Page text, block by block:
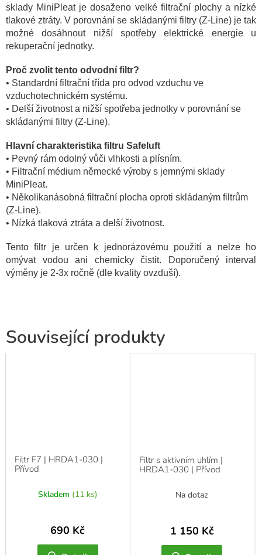
Související produkty
Filtr F7 | HRDA1-030 |
Přívod
Skladem (11 ks)
690 Kč
Filtr s aktivním uhlím |
HRDA1-030 | Přívod
Na dotaz
1 150 Kč
sklady MiniPleat je dosaženo velké filtrační plochy a nízké
tlakové ztráty. V porovnání se skládanými filtry (Z-Line) je tak
možné dosáhnout nižší spotřeby elektrické energie u
rekuperační jednotky.
Proč zvolit tento odvodní filtr?
• Standardní filtrační třída pro odvod vzduchu ve
vzduchotechnickém systému.
• Delší životnost a nižší spotřeba jednotky v porovnání se
skládanými filtry (Z-Line).
Hlavní charakteristika filtru Safeluft
• Pevný rám odolný vůči vlhkosti a plísním.
• Filtrační médium německé výroby s jemnými sklady
MiniPleat.
• Několikanásobná filtrační plocha oproti skládaným filtrům
(Z-Line).
• Nízká tlaková ztráta a delší životnost.
Tento filtr je určen k jednorázovému použití a nelze ho
omývat vodou ani chemicky čistit. Doporučený interval
výměny je 2-3x ročně (dle kvality ovzduší).